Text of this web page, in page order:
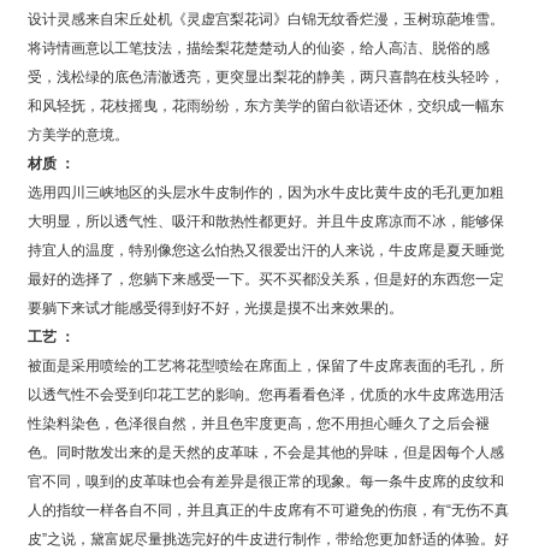
设计灵感来自宋丘处机《灵虚宫梨花词》白锦无纹香烂漫，玉树琼葩堆雪。
将诗情画意以工笔技法，描绘梨花楚楚动人的仙姿，给人高洁、脱俗的感
受，浅松绿的底色清澈透亮，更突显出梨花的静美，两只喜鹊在枝头轻吟，
和风轻抚，花枝摇曳，花雨纷纷，东方美学的留白欲语还休，交织成一幅东
方美学的意境。
材质 ：
选用四川三峡地区的头层水牛皮制作的，因为水牛皮比黄牛皮的毛孔更加粗
大明显，所以透气性、吸汗和散热性都更好。并且牛皮席凉而不冰，能够保
持宜人的温度，特别像您这么怕热又很爱出汗的人来说，牛皮席是夏天睡觉
最好的选择了，您躺下来感受一下。买不买都没关系，但是好的东西您一定
要躺下来试才能感受得到好不好，光摸是摸不出来效果的。
工艺 ：
被面是采用喷绘的工艺将花型喷绘在席面上，保留了牛皮席表面的毛孔，所
以透气性不会受到印花工艺的影响。您再看看色泽，优质的水牛皮席选用活
性染料染色，色泽很自然，并且色牢度更高，您不用担心睡久了之后会褪
色。同时散发出来的是天然的皮革味，不会是其他的异味，但是因每个人感
官不同，嗅到的皮革味也会有差异是很正常的现象。每一条牛皮席的皮纹和
人的指纹一样各自不同，并且真正的牛皮席有不可避免的伤痕，有“无伤不真
皮”之说，黛富妮尽量挑选完好的牛皮进行制作，带给您更加舒适的体验。好